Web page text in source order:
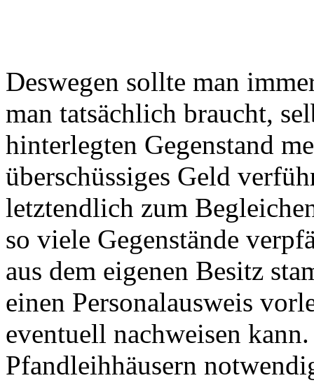
Deswegen sollte man
man tatsächlich braucht,
hinterlegten Gegenstand
überschüssiges Geld
letztendlich zum
so viele Gegenstände
aus dem eigenen Besitz
einen Personalausweis
eventuell nachweisen
Pfandleihhäusern